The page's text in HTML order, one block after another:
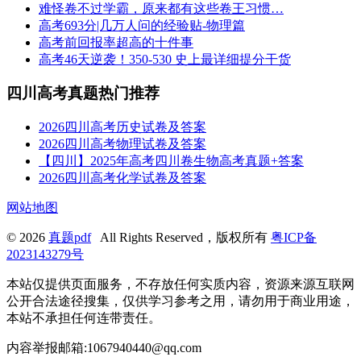
难怪卷不过学霸，原来都有这些卷王习惯…
高考693分|几万人问的经验贴-物理篇
高考前回报率超高的十件事
高考46天逆袭！350-530 史上最详细提分干货
四川高考真题热门推荐
2026四川高考历史试卷及答案
2026四川高考物理试卷及答案
【四川】2025年高考四川卷生物高考真题+答案
2026四川高考化学试卷及答案
网站地图
© 2026 真题pdfAll Rights Reserved，版权所有 粤ICP备
2023143279号
本站仅提供页面服务，不存放任何实质内容，资源来源互联网
公开合法途径搜集，仅供学习参考之用，请勿用于商业用途，
本站不承担任何连带责任。
内容举报邮箱:1067940440@qq.com